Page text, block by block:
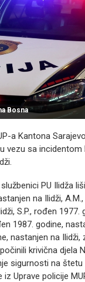
Bosna
a Kantona
vezu sa incidentom
PU Ilidža
na Ilidži,
S.P., rođen 1977.
1987. godine,
nastanjen na
krivična djela
sigurnosti na štetu
iz Uprave policije